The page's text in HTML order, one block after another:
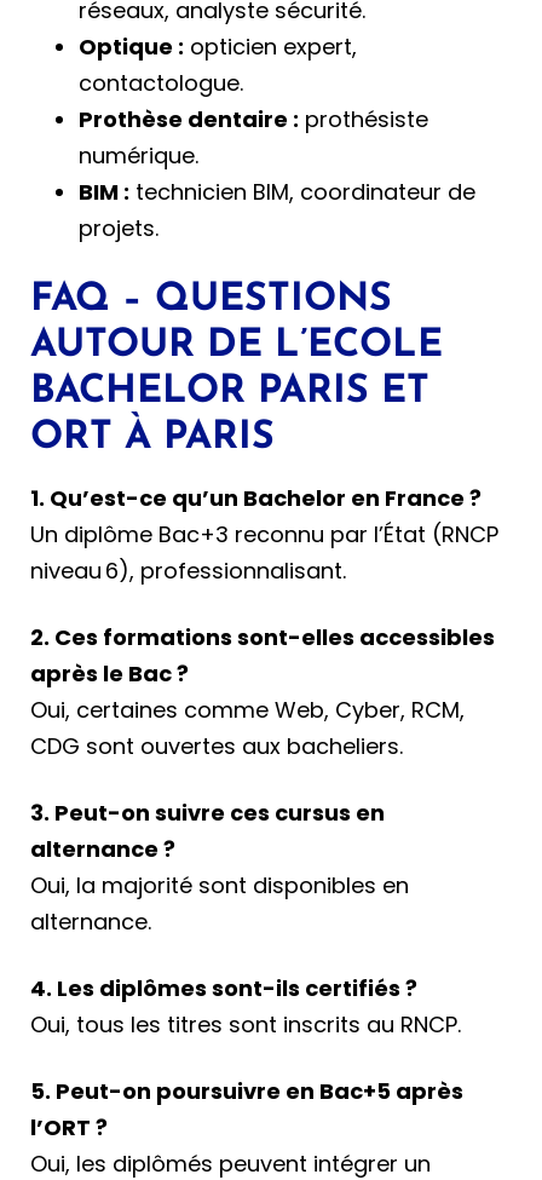
réseaux, analyste sécurité.
Optique : opticien expert,
contactologue.
Prothèse dentaire : prothésiste
numérique.
BIM : technicien BIM, coordinateur de
projets.
FAQ – QUESTIONS
AUTOUR DE L’ECOLE
BACHELOR PARIS ET
ORT À PARIS
1. Qu’est-ce qu’un Bachelor en France ?
Un diplôme Bac+3 reconnu par l’État (RNCP
niveau 6), professionnalisant.
2. Ces formations sont-elles accessibles
après le Bac ?
Oui, certaines comme Web, Cyber, RCM,
CDG sont ouvertes aux bacheliers.
3. Peut-on suivre ces cursus en
alternance ?
Oui, la majorité sont disponibles en
alternance.
4. Les diplômes sont-ils certifiés ?
Oui, tous les titres sont inscrits au RNCP.
5. Peut-on poursuivre en Bac+5 après
l’ORT ?
Oui, les diplômés peuvent intégrer un